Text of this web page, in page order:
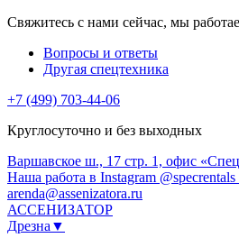
Свяжитесь с нами сейчас, мы
Вопросы и ответы
Другая спецтехника
+7 (499) 703-44-06
Круглосуточно и без выходных
Варшавское ш., 17 стр. 1, офис
Наша работа в Instagram
arenda@assenizatora.ru
АССЕНИЗАТОР
Дрезна▼